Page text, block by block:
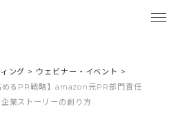
ング > ウェビナー・イベント >
めるPR戦略】amazon元PR部門責任
業ストーリーの創り方